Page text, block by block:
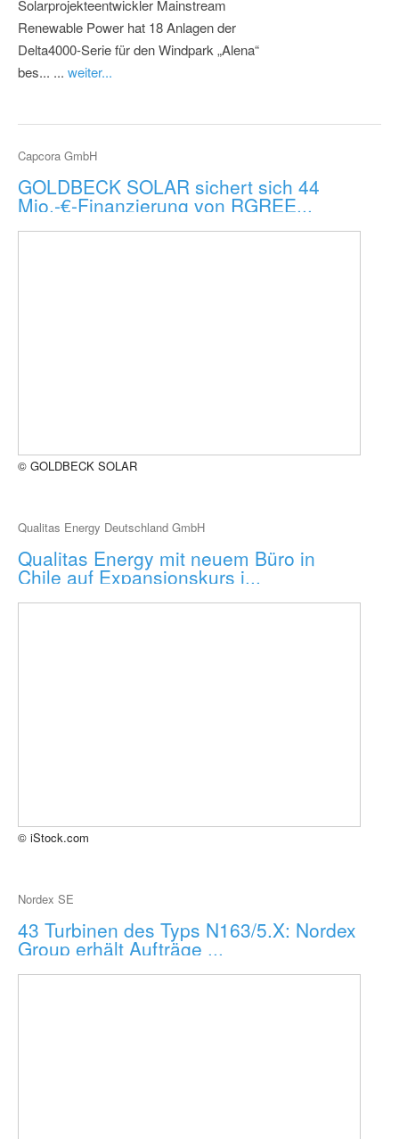
Solarprojekteentwickler Mainstream
Renewable Power hat 18 Anlagen der
Delta4000-Serie für den Windpark „Alena“
bes... ... weiter...
Capcora GmbH
GOLDBECK SOLAR sichert sich 44
Mio.-€-Finanzierung von RGREE...
© GOLDBECK SOLAR
Qualitas Energy Deutschland GmbH
Qualitas Energy mit neuem Büro in
Chile auf Expansionskurs i...
© iStock.com
Nordex SE
43 Turbinen des Typs N163/5.X: Nordex
Group erhält Aufträge ...